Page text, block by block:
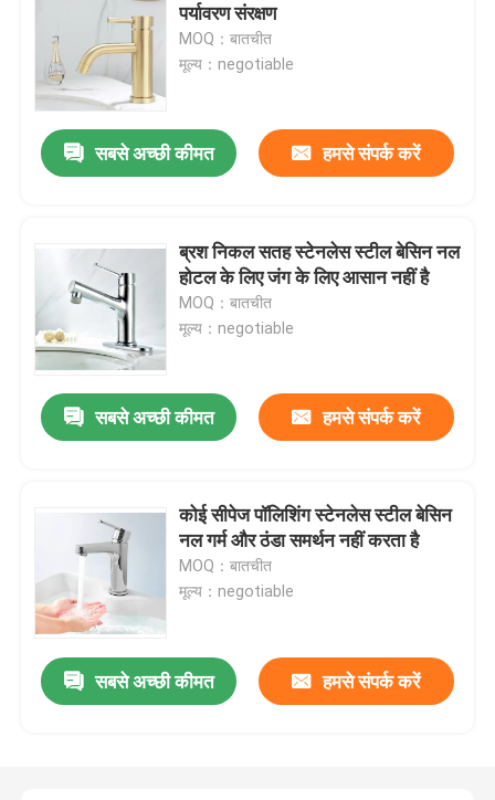
उत्पादों
वीडियो
पर्यावरण संरक्षण
MOQ：बातचीत
मूल्य：negotiable
सबसे अच्छी कीमत हमसे संपर्क करें
ब्रश निकल सतह स्टेनलेस स्टील बेसिन नल
होटल के लिए जंग के लिए आसान नहीं है
MOQ：बातचीत
मूल्य：negotiable
सबसे अच्छी कीमत हमसे संपर्क करें
कोई सीपेज पॉलिशिंग स्टेनलेस स्टील बेसिन
नल गर्म और ठंडा समर्थन नहीं करता है
MOQ：बातचीत
मूल्य：negotiable
सबसे अच्छी कीमत हमसे संपर्क करें
304 स्टेनलेस स्टील 2 वे बेसिन हॉट एंड कोल्ड टैप्स 360 रोटेटिंग किचन सिंक नल